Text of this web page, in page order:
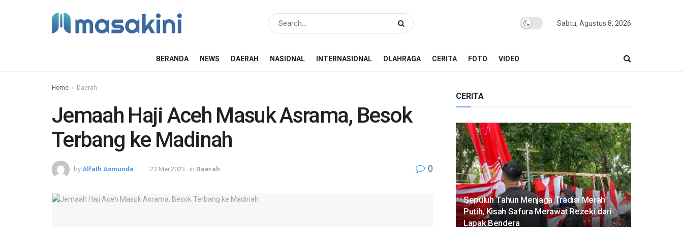
Sabtu, Agustus 8, 2026
BERANDA NEWS DAERAH NASIONAL INTERNASIONAL OLAHRAGA CERITA FOTO VIDEO
Home Daerah
Jemaah Haji Aceh Masuk Asrama, Besok
Terbang ke Madinah
by Alfath Asmunda 23 Mei 2023 in Daerah 0
CERITA
Sepuluh Tahun Menjaga Tradisi Merah
Putih, Kisah Safura Merawat Rezeki dari
Lapak Bendera